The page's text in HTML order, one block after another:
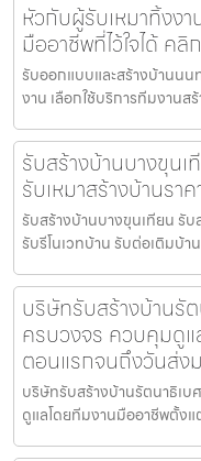
หัวกับผู้รับเหมาทิ้งงา
มืออาชีพที่ไว้ใจได้ ค
รับออกแบบและสร้างบ้านน
งาน เลือกใช้บริการทีมงานส
รับสร้างบ้านบางขุน
รับเหมาสร้างบ้านรา
รับสร้างบ้านบางขุนเทียน รับ
รับรีโนเวทบ้าน รับต่อเติมบ้
บริษัทรับสร้างบ้านรั
ครบวงจร ควบคุมดู
ตอนแรกจนถึงวันส่ง
บริษัทรับสร้างบ้านรัตนาธิเบ
ดูแลโดยทีมงานมืออาชีพตั้ง